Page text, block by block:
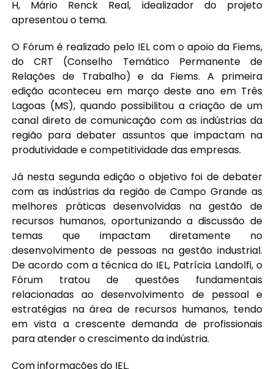
H, Mário Renck Real, idealizador do projeto
apresentou o tema.
O Fórum é realizado pelo IEL com o apoio da Fiems,
do CRT (Conselho Temático Permanente de
Relações de Trabalho) e da Fiems. A primeira
edição aconteceu em março deste ano em Três
Lagoas (MS), quando possibilitou a criação de um
canal direto de comunicação com as indústrias da
região para debater assuntos que impactam na
produtividade e competitividade das empresas.
Já nesta segunda edição o objetivo foi de debater
com as indústrias da região de Campo Grande as
melhores práticas desenvolvidas na gestão de
recursos humanos, oportunizando a discussão de
temas que impactam diretamente no
desenvolvimento de pessoas na gestão industrial.
De acordo com a técnica do IEL, Patrícia Landolfi, o
Fórum tratou de questões fundamentais
relacionadas ao desenvolvimento de pessoal e
estratégias na área de recursos humanos, tendo
em vista a crescente demanda de profissionais
para atender o crescimento da indústria.
Com informações do IEL.